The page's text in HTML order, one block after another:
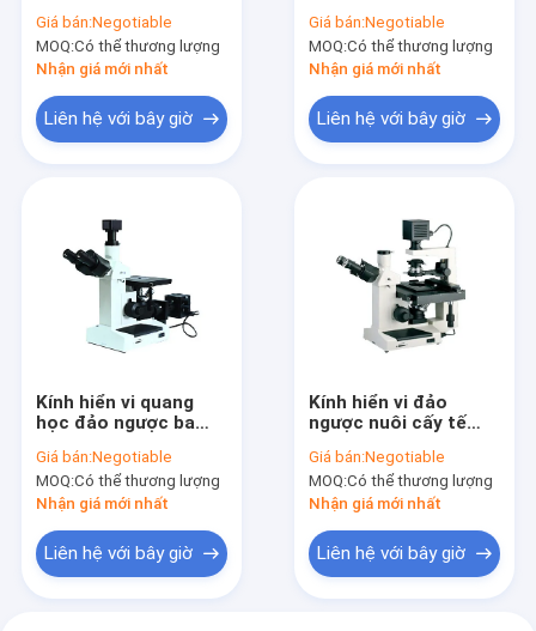
chất luyện kim 100X
1250X
Giá bán:Negotiable
MOQ:Có thể thương lượng
Nhận giá mới nhất
Liên hệ với bây giờ
16mm
Giá bán:Negotiable
MOQ:Có thể thương lượng
Nhận giá mới nhất
Liên hệ với bây giờ
Kính hiển vi quang
học đảo ngược ba
sinh học PL L40X
WF10X
Giá bán:Negotiable
MOQ:Có thể thương lượng
Nhận giá mới nhất
Liên hệ với bây giờ
Kính hiển vi đảo
ngược nuôi cấy tế
đèn Halogen 10X /
0.2 6V 20W
Giá bán:Negotiable
MOQ:Có thể thương lượng
Nhận giá mới nhất
Liên hệ với bây giờ